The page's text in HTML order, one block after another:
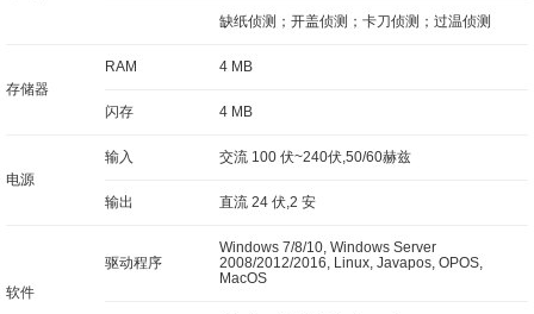
缺纸侦测；开盖侦测；卡刀侦测；过温侦测
存储器
RAM 4 MB
闪存 4 MB
电源
输入 交流 100 伏~240伏,50/60赫兹
输出 直流 24 伏,2 安
软件
驱动程序
Windows 7/8/10, Windows Server
2008/2012/2016, Linux, Javapos, OPOS,
MacOS